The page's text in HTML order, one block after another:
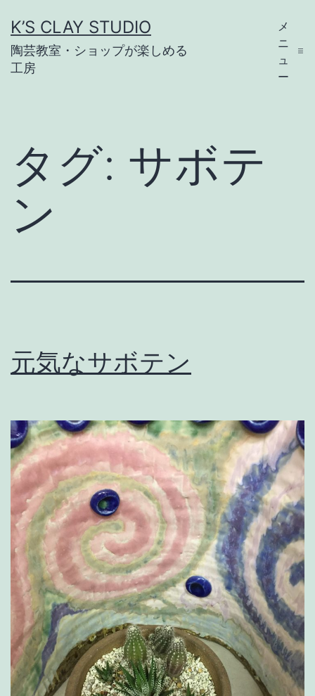
ン
テ
K’S CLAY STUDIO
陶芸教室・ショップが楽しめる
工房
メ
ニ
ュ
ー
タグ: サボテ
ン
元気なサボテン